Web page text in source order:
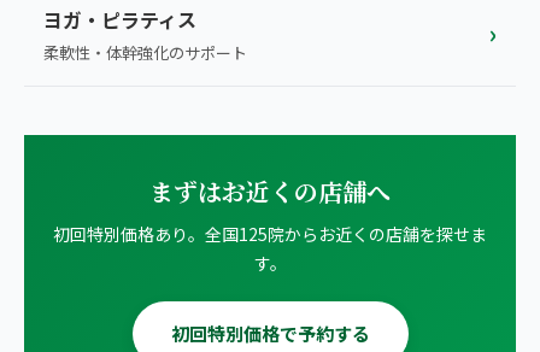
ヨガ・ピラティス
柔軟性・体幹強化のサポート
›
まずはお近くの店舗へ
初回特別価格あり。全国125院からお近くの店舗を探せま
す。
初回特別価格で予約する